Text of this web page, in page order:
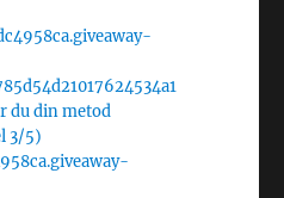
du din metod
3/5)